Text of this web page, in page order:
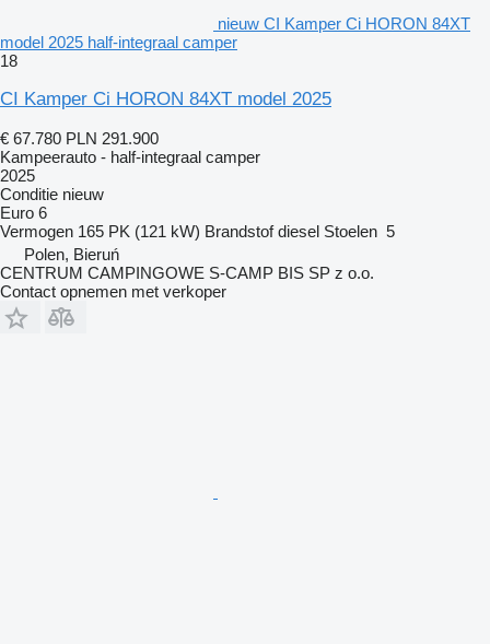
nieuw CI Kamper Ci HORON 84XT
model 2025 half-integraal camper
18
CI Kamper Ci HORON 84XT model 2025
€ 67.780 PLN 291.900
Kampeerauto - half-integraal camper
2025
Conditie nieuw
Euro 6
Vermogen 165 PK (121 kW) Brandstof diesel Stoelen 5
Polen, Bieruń
CENTRUM CAMPINGOWE S-CAMP BIS SP z o.o.
Contact opnemen met verkoper